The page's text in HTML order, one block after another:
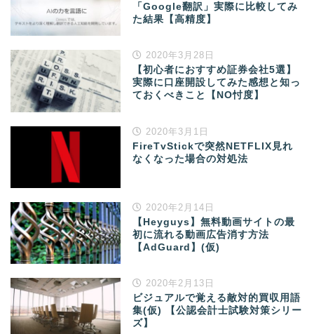
「Google翻訳」実際に比較してみ
た結果【高精度】
2020年3月28日
【初心者におすすめ証券会社5選】
実際に口座開設してみた感想と知っ
ておくべきこと【NO忖度】
2020年3月1日
FireTvStickで突然NETFLIX見れ
なくなった場合の対処法
2020年2月14日
【Heyguys】無料動画サイトの最
初に流れる動画広告消す方法
【AdGuard】(仮)
2020年2月13日
ビジュアルで覚える敵対的買収用語
集(仮) 【公認会計士試験対策シリー
ズ】